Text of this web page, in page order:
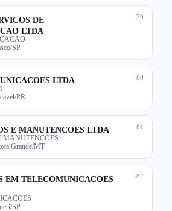
79
DE
LTDA
SP
80
LTDA
PR
81
E MANUTENCOES LTDA
MANUTENCOES
Grande/MT
82
EM TELECOMUNICACOES
SP